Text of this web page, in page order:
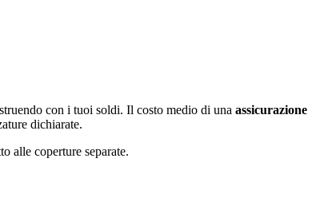
con i tuoi soldi. Il costo medio di una assicurazione
dichiarate.
alle coperture separate.